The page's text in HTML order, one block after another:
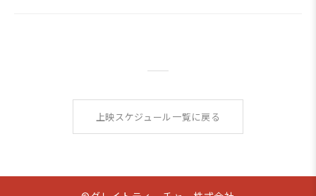
上映スケジュール一覧に戻る